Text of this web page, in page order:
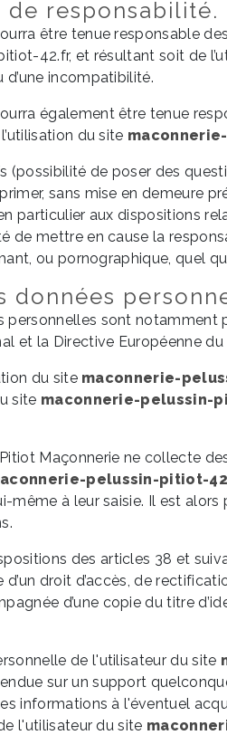
de responsabilité.
être tenue responsable
42.fr, et résultant soit de
d’une incompatibilité.
également être tenue
du site
(possibilité de poser des
sans mise en demeure
particulier aux dispositions
de mettre en cause la
ou pornographique, quel
données
personnelles sont
et la Directive Européenne
du site maconnerie-
site maconnerie-pelussin-
Maçonnerie ne collecte
pelussin-pitiot-
même à leur saisie. Il est alors
des articles 38 et
droit d’accès, de
d’une copie du titre
de l'utilisateur du site
sur un support
informations à l'éventuel
l'utilisateur du site